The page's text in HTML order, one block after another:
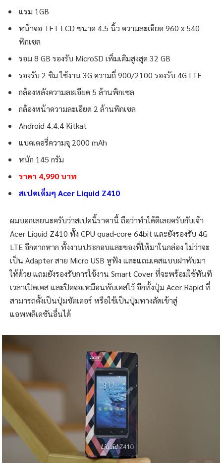
แรม 1GB
หน้าจอ TFT LCD ขนาด 4.5 นิ้ว ความละเอียด 960 x 540
พิกเซล
รอม 8 GB รองรับ MicroSD เพิ่มเติมสูงสุด 32 GB
รองรับ 2 ซิม ใช้งาน 3G ความถี่ 900/2100 รองรับ 4G LTE
กล้องหลังความละเอียด 5 ล้านพิกเซล
กล้องหน้าความละเอียด 2 ล้านพิกเซล
Android 4.4.4 Kitkat
แบตเตอรี่ความจุ 2000 mAh
หนัก 145 กรัม
ราคา 4,990 บาท
สเปคเต็มๆ Acer Liquid Z410
ผมบอกเลยนะครับว่าสเปคนี้ราคานี้ ถือว่าทำได้ดีเลยครับกับเจ้า
Acer Liquid Z410 ทั้ง CPU quad-core 64bit และยังรองรับ 4G
LTE อีกตากหาก ทั้งงานประกอบและของที่ให้มาในกล่อง ไม่ว่าจะ
เป็น Adapter สาย Micro USB หูฟัง และแถมเคสแบบฝาพับมา
ให้ด้วย แถมยังรองรับการใช้งาน Smart Cover ที่จะพร้อมใช้ทันที
เวลาเปิดเคส และปิดจอเหมือนพับเคสไว้ อีกทั้งปุ่ม Acer Rapid ที่
สามารถตั้งเป็นปุ่มชัตเตอร์ หรือใช้เป็นปุ่มทางลัดเข้าสู่
แอพพลิเคชันอื่นได้